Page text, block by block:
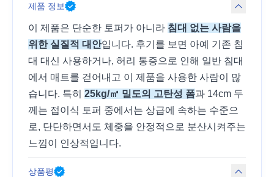
제품 정보
이 제품은 단순한 토퍼가 아니라 침대 없는 사람을
위한 실질적 대안입니다. 후기를 보면 아예 기존 침
대 대신 사용하거나, 허리 통증으로 인해 일반 침대
에서 매트를 걷어내고 이 제품을 사용한 사람이 많
습니다. 특히 25kg/㎥ 밀도의 고탄성 폼과 14cm 두
께는 접이식 토퍼 중에서는 상급에 속하는 수준으
로, 단단하면서도 체중을 안정적으로 분산시켜주는
느낌이 인상적입니다.
상품평